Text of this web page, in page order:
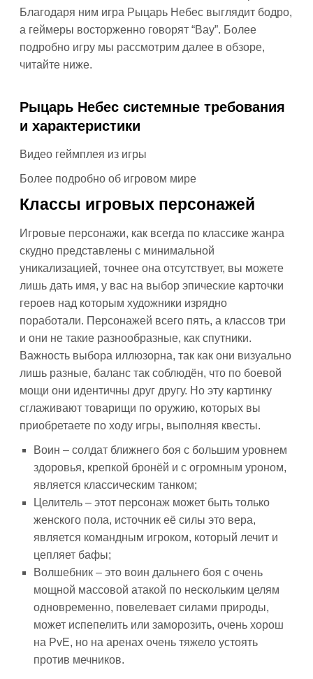
Благодаря ним игра Рыцарь Небес выглядит бодро,
а геймеры восторженно говорят “Вау”. Более
подробно игру мы рассмотрим далее в обзоре,
читайте ниже.
Рыцарь Небес системные требования
и характеристики
Видео геймплея из игры
Более подробно об игровом мире
Классы игровых персонажей
Игровые персонажи, как всегда по классике жанра
скудно представлены с минимальной
уникализацией, точнее она отсутствует, вы можете
лишь дать имя, у вас на выбор эпические карточки
героев над которым художники изрядно
поработали. Персонажей всего пять, а классов три
и они не такие разнообразные, как спутники.
Важность выбора иллюзорна, так как они визуально
лишь разные, баланс так соблюдён, что по боевой
мощи они идентичны друг другу. Но эту картинку
сглаживают товарищи по оружию, которых вы
приобретаете по ходу игры, выполняя квесты.
Воин – солдат ближнего боя с большим уровнем
здоровья, крепкой бронёй и с огромным уроном,
является классическим танком;
Целитель – этот персонаж может быть только
женского пола, источник её силы это вера,
является командным игроком, который лечит и
цепляет бафы;
Волшебник – это воин дальнего боя с очень
мощной массовой атакой по нескольким целям
одновременно, повелевает силами природы,
может испепелить или заморозить, очень хорош
на PvE, но на аренах очень тяжело устоять
против мечников.